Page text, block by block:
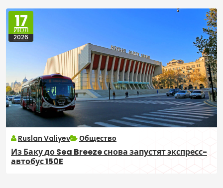
17
ИЮЛ
2026
Ruslan Valiyev Общество
Из Баку до Sea Breeze снова запустят экспресс-
автобус 150E